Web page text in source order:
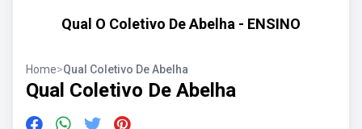
Qual O Coletivo De Abelha - ENSINO
Home>Qual Coletivo De Abelha
Qual Coletivo De Abelha